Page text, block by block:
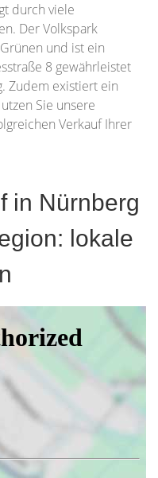
durch viele
Der Volkspark
und ist ein
8 gewährleistet
Zudem existiert ein
Sie unsere
Verkauf Ihrer
in Nürnberg
lokale